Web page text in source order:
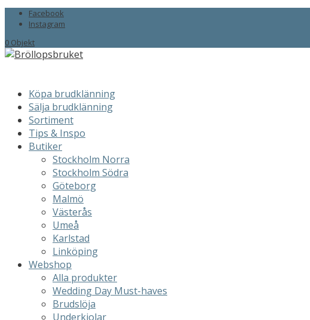
Facebook
Instagram
0 Objekt
Köpa brudklänning
Sälja brudklänning
Sortiment
Tips & Inspo
Butiker
Stockholm Norra
Stockholm Södra
Göteborg
Malmö
Västerås
Umeå
Karlstad
Linköping
Webshop
Alla produkter
Wedding Day Must-haves
Brudslöja
Underkjolar